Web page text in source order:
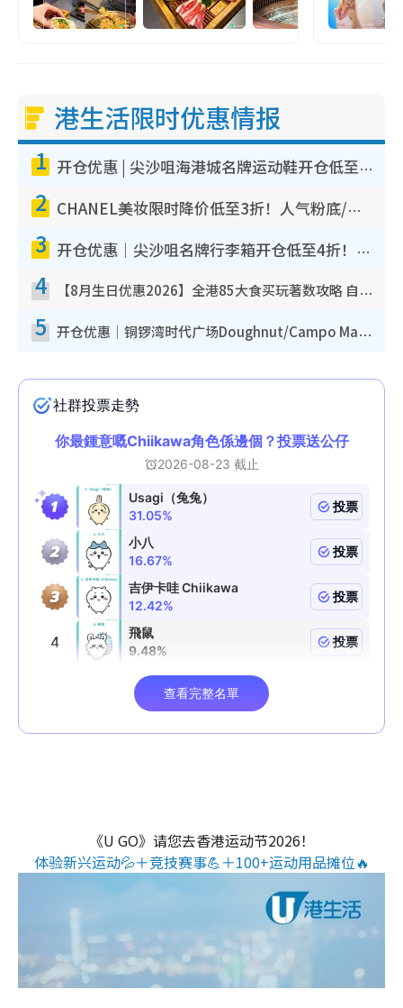
港生活限时优惠情报
1 开仓优惠 | 尖沙咀海港城名牌运动鞋开仓低至1折！On鞋$899起/Joy&Peace鞋履$98起
2 CHANEL美妆限时降价低至3折！人气粉底/唇膏/精华液低至$275！COCO香水都有平
3 开仓优惠｜尖沙咀名牌行李箱开仓低至4折！一连5日 American Tourister/ace./Hallmark $200起
4 【8月生日优惠2026】全港85大食买玩著数攻略 自助餐/火锅放题同行免费＋诚品/DONKI送现金券
5 开仓优惠｜铜锣湾时代广场Doughnut/Campo Marzio开仓低至1折！背囊、书包、手袋劈价$200起
《U GO》请您去香港运动节2026！
体验新兴运动💦＋竞技赛事💪＋100+运动用品摊位🔥